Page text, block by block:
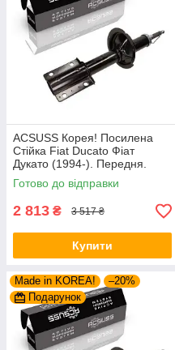
ACSUSS Корея! Посилена
Стійка Fiat Ducato Фіат
Дукато (1994-). Передня.
Шток 25mm. 280975 , 635853
Готово до відправки
2 813 ₴ 3 517 ₴
Купити
Made in KOREA!
–20%
Подарунок